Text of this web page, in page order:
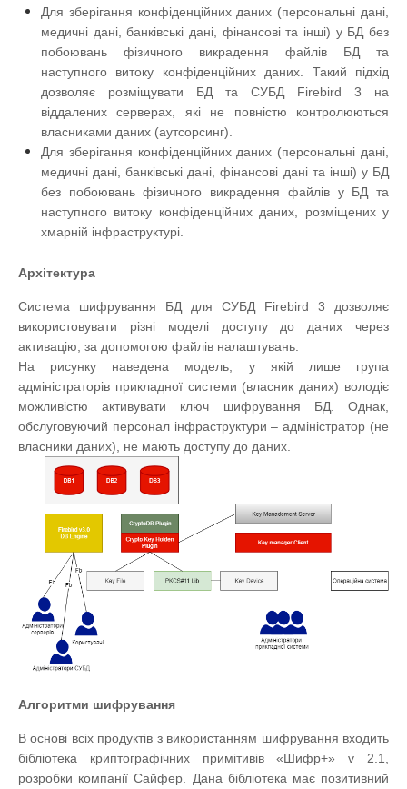
Для зберігання конфіденційних даних (персональні дані,
медичні дані, банківські дані, фінансові та інші) у БД без
побоювань фізичного викрадення файлів БД та
наступного витоку конфіденційних даних. Такий підхід
дозволяє розміщувати БД та СУБД Firebird 3 на
віддалених серверах, які не повністю контролюються
власниками даних (аутсорсинг).
Для зберігання конфіденційних даних (персональні дані,
медичні дані, банківські дані, фінансові дані та інші) у БД
без побоювань фізичного викрадення файлів у БД та
наступного витоку конфіденційних даних, розміщених у
хмарній інфраструктурі.
Архітектура
Система шифрування БД для СУБД Firebird 3 дозволяє
використовувати різні моделі доступу до даних через
активацію, за допомогою файлів налаштувань.
На рисунку наведена модель, у якій лише група
адміністраторів прикладної системи (власник даних) володіє
можливістю активувати ключ шифрування БД. Однак,
обслуговуючий персонал інфраструктури – адміністратор (не
власники даних), не мають доступу до даних.
Алгоритми шифрування
В основі всіх продуктів з використанням шифрування входить
бібліотека криптографічних примітивів «Шифр+» v 2.1,
розробки компанії Сайфер. Дана бібліотека має позитивний